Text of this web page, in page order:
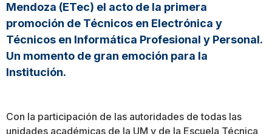
Mendoza (ETec) el acto de la primera
promoción de Técnicos en Electrónica y
Técnicos en Informática Profesional y Personal.
Un momento de gran emoción para la
Institución.
Con la participación de las autoridades de todas las
unidades académicas de la UM y de la Escuela Técnica